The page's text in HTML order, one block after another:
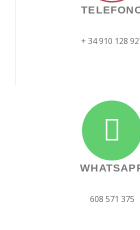
+ 34 910 128
608 571 375